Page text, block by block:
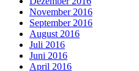
November 2016
September 2016
August 2016
Juli 2016
Juni 2016
April 2016